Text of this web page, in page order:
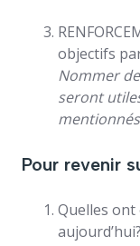
objectifs
Nommer
seront
mentionnés
Pour revenir
Quelles ont
aujourd’hui?